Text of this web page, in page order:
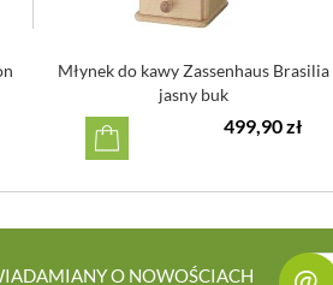
Młynek do kawy Zassenhaus Brasilia
jasny buk
499,90 zł
O NOWOŚCIACH